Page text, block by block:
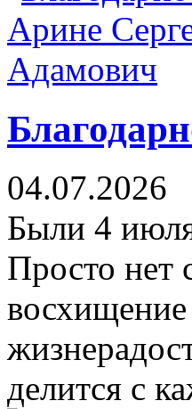
04.07.2026
Были 4
Просто нет
делится с